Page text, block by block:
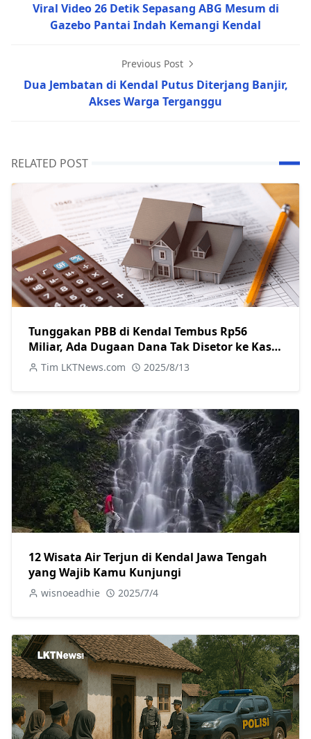
Viral Video 26 Detik Sepasang ABG Mesum di
Gazebo Pantai Indah Kemangi Kendal
Previous Post
Dua Jembatan di Kendal Putus Diterjang Banjir,
Akses Warga Terganggu
RELATED POST
Tunggakan PBB di Kendal Tembus Rp56
Miliar, Ada Dugaan Dana Tak Disetor ke Kas
Daerah
Tim LKTNews.com 2025/8/13
12 Wisata Air Terjun di Kendal Jawa Tengah
yang Wajib Kamu Kunjungi
wisnoeadhie 2025/7/4